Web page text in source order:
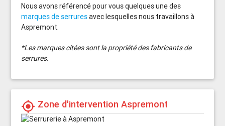
Nous avons référencé pour vous quelques une des
marques de serruresavec lesquelles nous travaillons à
Aspremont.
*Les marques citées sont la propriété des fabricants de
serrures.
my_location Zone d'intervention Aspremont